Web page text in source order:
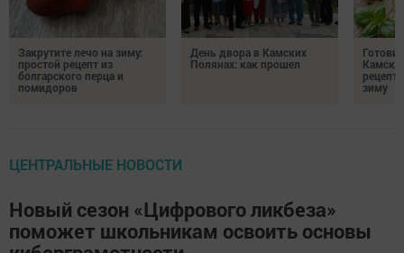
Закрутите лечо на зиму:
простой рецепт из
болгарского перца и
помидоров
День двора в Камских
Полянах: как прошел
зиму
ЦЕНТРАЛЬНЫЕ НОВОСТИ
Новый сезон «Цифрового ликбеза»
поможет школьникам освоить основы